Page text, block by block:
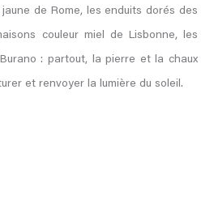
de Rome, les enduits dorés des
couleur miel de Lisbonne, les
: partout, la pierre et la chaux
et renvoyer la lumière du soleil.